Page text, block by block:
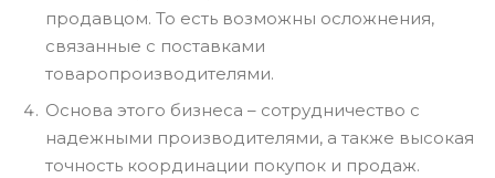
продавцом. То есть возможны осложнения,
связанные с поставками
товаропроизводителями.
Основа этого бизнеса – сотрудничество с
надежными производителями, а также высокая
точность координации покупок и продаж.